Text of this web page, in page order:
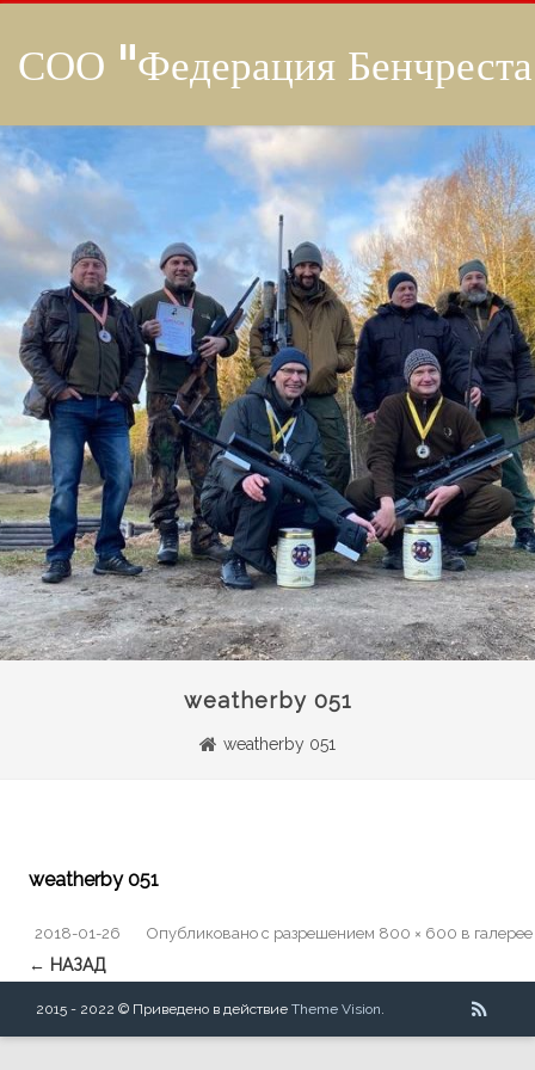
СОО "Федерация
weatherby 051
weatherby 051
weatherby 051
Опубликовано
2018-01-26 с разрешением 800 × 600 в галерее
← НАЗАД
2015 - 2022 © Приведено в действие Theme Vision.